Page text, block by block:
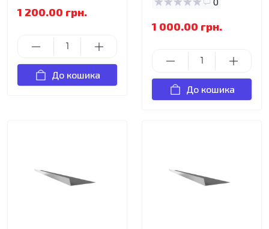
1 200.00 грн.
До кошика
1 000.00 грн.
До кошика